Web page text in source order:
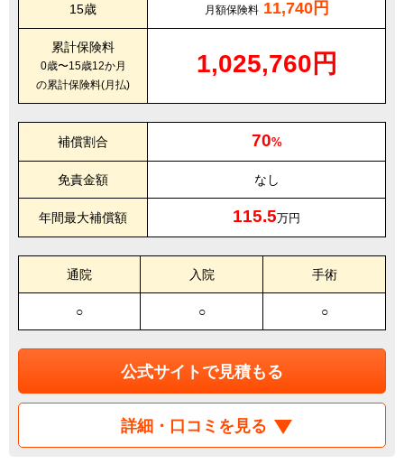
15歳 月額保険料 11,740円
累計保険料
0歳〜15歳12か月
の累計保険料(月払)
1,025,760円
補償割合 70%
免責金額 なし
年間最大補償額 115.5万円
通院 入院 手術
○ ○ ○
公式サイトで見積もる
詳細・口コミを見る